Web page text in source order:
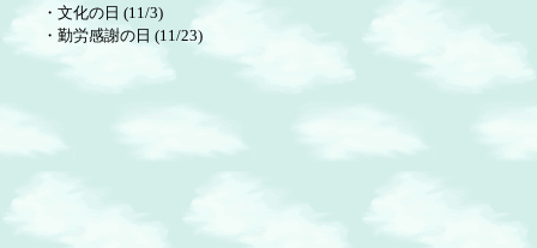
・ 文化の日 (11/3)
・ 勤労感謝の日 (11/23)